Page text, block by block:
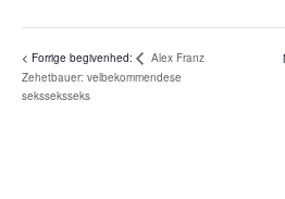
Alex Franz
Zehetbauer: velbekommendese
seksseksseks